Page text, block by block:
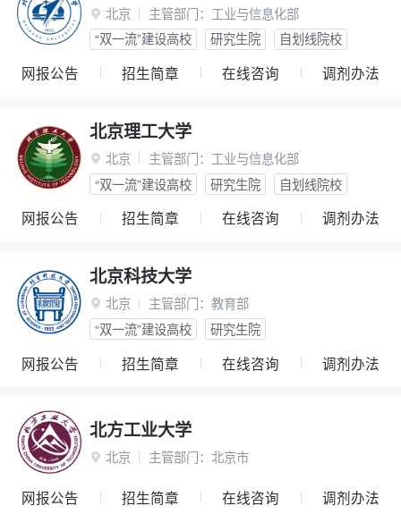
 北京 主管部门： 工业与信息化部
“双一流”建设高校
研究生院 自划线院校
网报公告 招生简章 在线咨询 调剂办法
北京理工大学
 北京 主管部门： 工业与信息化部
“双一流”建设高校
研究生院 自划线院校
网报公告 招生简章 在线咨询 调剂办法
北京科技大学
 北京 主管部门： 教育部
“双一流”建设高校
研究生院
网报公告 招生简章 在线咨询 调剂办法
北方工业大学
 北京 主管部门： 北京市
网报公告 招生简章 在线咨询 调剂办法